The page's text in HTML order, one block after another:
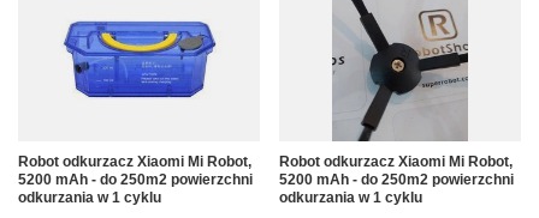
Robot odkurzacz Xiaomi Mi Robot,
5200 mAh - do 250m2 powierzchni
odkurzania w 1 cyklu
Robot odkurzacz Xiaomi Mi Robot,
5200 mAh - do 250m2 powierzchni
odkurzania w 1 cyklu